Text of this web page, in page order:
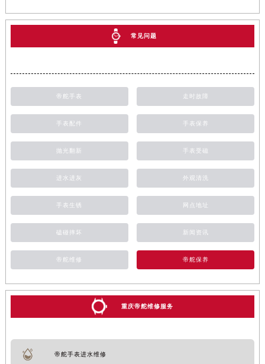
常见问题
帝舵手表 走时故障
手表配件 手表保养
抛光翻新 手表受磁
进水进灰 外观清洗
手表生锈 网点地址
磕碰摔坏 新闻资讯
帝舵维修 帝舵保养
重庆帝舵维修服务
帝舵手表进水维修